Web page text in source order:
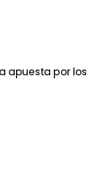
apuesta por los